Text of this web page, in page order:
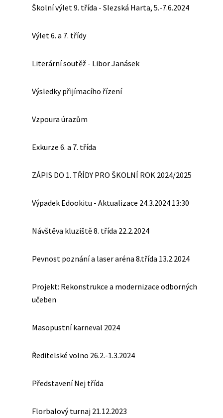
Školní výlet 9. třída - Slezská Harta, 5.-7.6.2024
Výlet 6. a 7. třídy
Literární soutěž - Libor Janásek
Výsledky přijímacího řízení
Vzpoura úrazům
Exkurze 6. a 7. třída
ZÁPIS DO 1. TŘÍDY PRO ŠKOLNÍ ROK 2024/2025
Výpadek Edookitu - Aktualizace 24.3.2024 13:30
Návštěva kluziště 8. třída 22.2.2024
Pevnost poznání a laser aréna 8.třída 13.2.2024
Projekt: Rekonstrukce a modernizace odborných
učeben
Masopustní karneval 2024
Ředitelské volno 26.2.-1.3.2024
Představení Nej třída
Florbalový turnaj 21.12.2023